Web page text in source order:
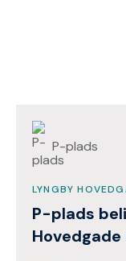
P-plads
LYNGBY
P-plads
Hovedgade